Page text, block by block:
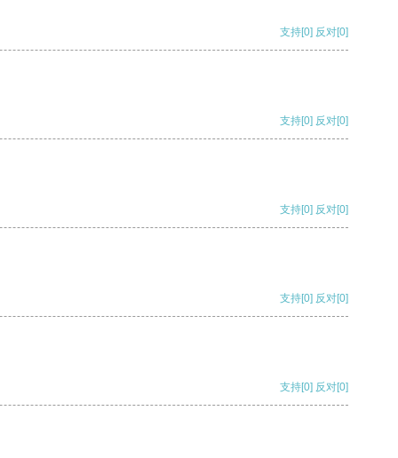
支持[0] 反对[0]
支持[0] 反对[0]
支持[0] 反对[0]
支持[0] 反对[0]
支持[0] 反对[0]